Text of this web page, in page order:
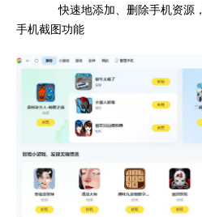
快速地添加、删除手机资源
手机截图功能